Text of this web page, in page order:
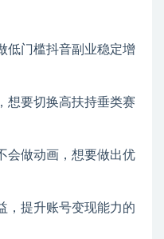
低门槛抖音副业稳定增
想要切换高扶持垂类赛
会做动画，想要做出优
，提升账号变现能力的